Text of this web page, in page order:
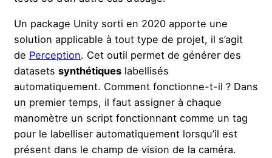
Un package Unity sorti en 2020 apporte une
solution applicable à tout type de projet, il s’agit
de Perception. Cet outil permet de générer des
datasets synthétiques labellisés
automatiquement. Comment fonctionne-t-il ? Dans
un premier temps, il faut assigner à chaque
manomètre un script fonctionnant comme un tag
pour le labelliser automatiquement lorsqu’il est
présent dans le champ de vision de la caméra.